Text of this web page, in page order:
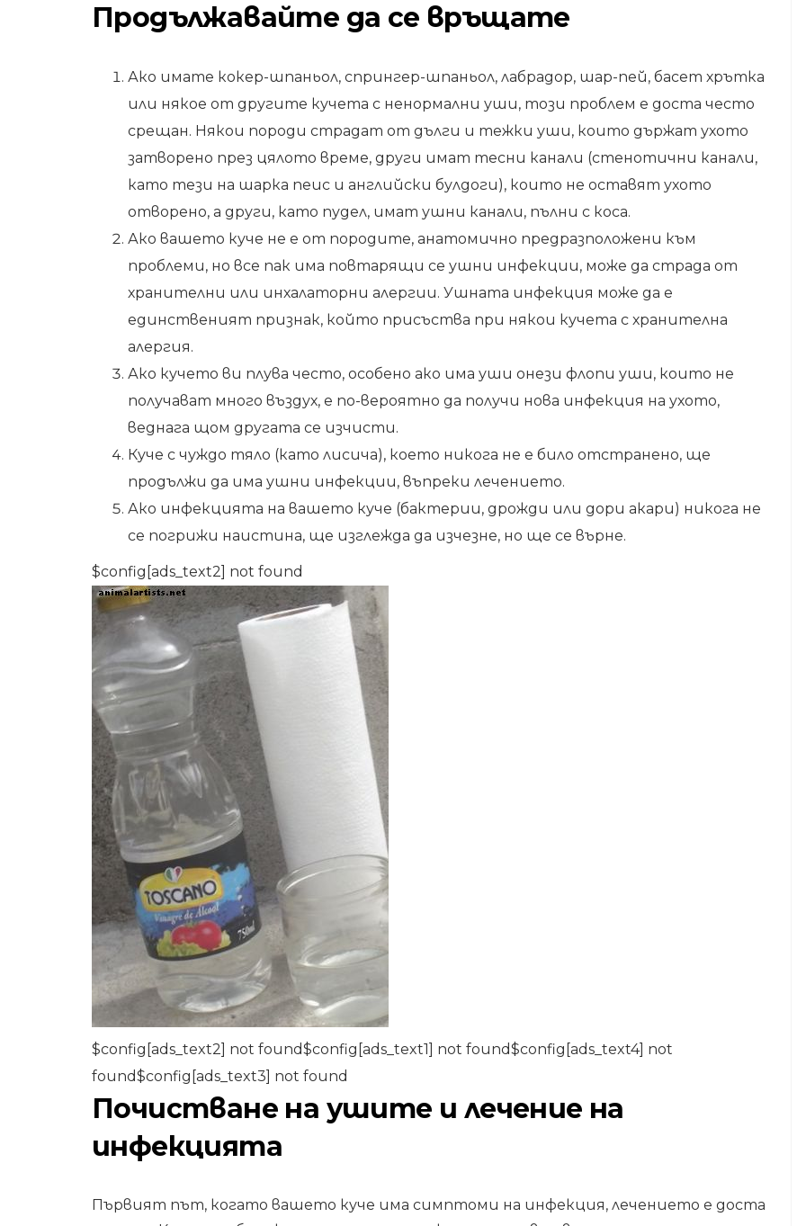
Продължавайте да се връщате
Ако имате кокер-шпаньол, спрингер-шпаньол, лабрадор, шар-пей, басет хрътка
или някое от другите кучета с ненормални уши, този проблем е доста често
срещан. Някои породи страдат от дълги и тежки уши, които държат ухото
затворено през цялото време, други имат тесни канали (стенотични канали,
като тези на шарка пеис и английски булдоги), които не оставят ухото
отворено, а други, като пудел, имат ушни канали, пълни с коса.
Ако вашето куче не е от породите, анатомично предразположени към
проблеми, но все пак има повтарящи се ушни инфекции, може да страда от
хранителни или инхалаторни алергии. Ушната инфекция може да е
единственият признак, който присъства при някои кучета с хранителна
алергия.
Ако кучето ви плува често, особено ако има уши онези флопи уши, които не
получават много въздух, е по-вероятно да получи нова инфекция на ухото,
веднага щом другата се изчисти.
Куче с чуждо тяло (като лисича), което никога не е било отстранено, ще
продължи да има ушни инфекции, въпреки лечението.
Ако инфекцията на вашето куче (бактерии, дрожди или дори акари) никога не
се погрижи наистина, ще изглежда да изчезне, но ще се върне.
$config[ads_text2] not found
$config[ads_text2] not found$config[ads_text1] not found$config[ads_text4] not
found$config[ads_text3] not found
Почистване на ушите и лечение на
инфекцията
Първият път, когато вашето куче има симптоми на инфекция, лечението е доста